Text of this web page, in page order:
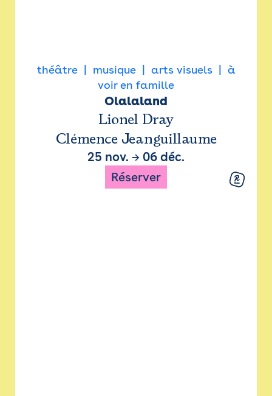
théâtre musique arts visuels
à
voir en famille
Olalaland
Lionel Dray
Clémence Jeanguillaume
25 nov. → 06 déc.
Réserver